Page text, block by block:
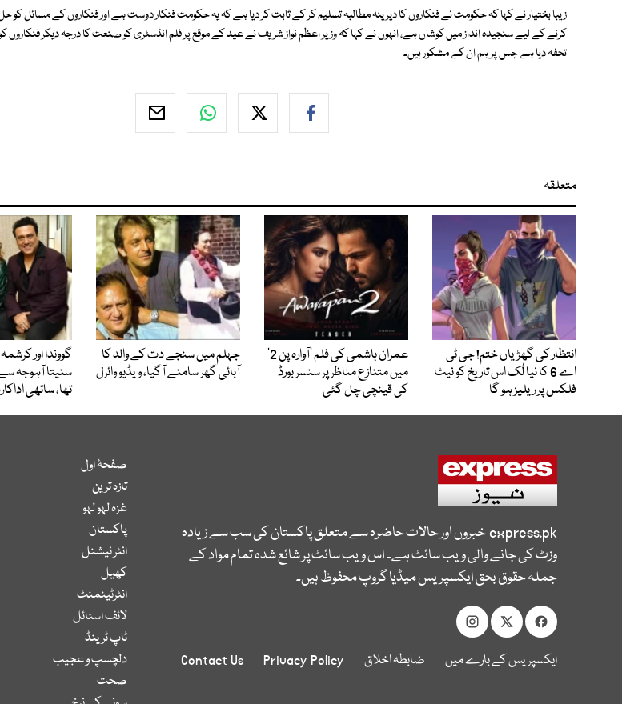
زیبا بختیار نے کہا کہ حکومت نے فنکاروں کا دیرینہ مطالبہ تسلیم کر کے ثابت کر دیا ہے کہ یہ حکومت فنکار دوست ہے اور فنکاروں کے مسائل کو
کرنے کے لیے سنجیدہ انداز میں کوشاں ہے، انہوں نے کہا کہ وزیر اعظم نواز شریف نے عید کے موقع پر فلم انڈسٹری کو صنعت کا درجہ دیکر فنکاروں
تحفہ دیا ہے جس پر ہم ان کے مشکور ہیں۔
متعلقہ
انتظار کی گھڑیاں ختم! جی ٹی
اے 6 کا نیا لُک اس تاریخ کو نیٹ
فلکس پر ریلیز ہو گا
عمران ہاشمی کی فلم ’آوارہ پن 2‘
میں متنازع مناظر پر سنسر بورڈ
کی قینچی چل گئی
جہلم میں سنجے دت کے والد کا
آبائی گھر سامنے آگیا، ویڈیو وائرل
گووندا اور
سنیتا آہوجہ
تھا، ساتھی
express.pkخبروں اور حالات حاضرہ سے متعلق پاکستان کی سب سے زیادہ
وزٹ کی جانے والی ویب سائٹ ہے۔ اس ویب سائٹ پر شائع شدہ تمام مواد کے
جملہ حقوق بحق ایکسپریس میڈیا گروپ محفوظ ہیں۔
ایکسپریس کے بارے میں ضابطہ اخلاق Privacy Policy
Contact Us
صفحۂ اول
تازہ ترین
غزہ لہو لہو
پاکستان
انٹر نیشنل
کھیل
انٹرٹینمنٹ
لائف اسٹائل
ٹاپ ٹرینڈ
دلچسپ و عجیب
صحت